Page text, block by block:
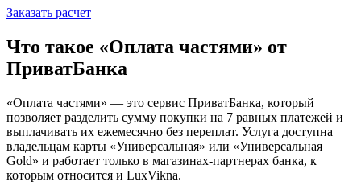
Заказать расчет
Что такое «Оплата частями» от
ПриватБанка
«Оплата частями» — это сервис ПриватБанка, который
позволяет разделить сумму покупки на 7 равных платежей и
выплачивать их ежемесячно без переплат. Услуга доступна
владельцам карты «Универсальная» или «Универсальная
Gold» и работает только в магазинах-партнерах банка, к
которым относится и LuxVikna.